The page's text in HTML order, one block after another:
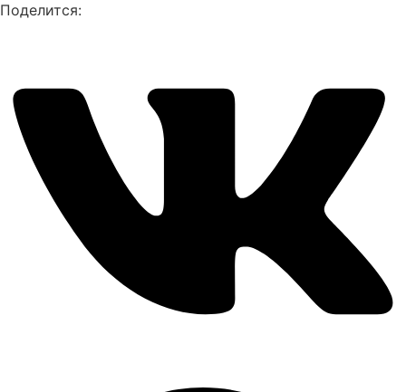
Поделится: